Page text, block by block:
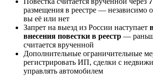
размещения в реестре — независимо
вы её или нет
Запрет на выезд из России наступает
внесения повестки в реестр —
считается врученной
Дополнительные ограничительные
регистрировать ИП, сделки с
управлять автомобилем